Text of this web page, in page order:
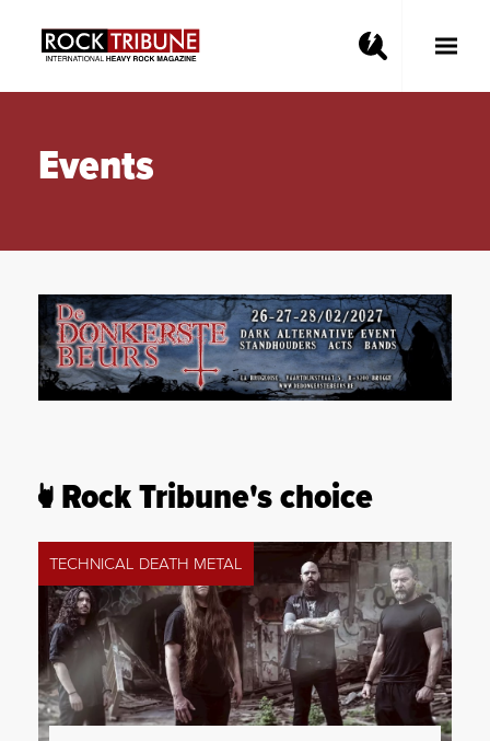
Toggle
Events
Rock Tribune's choice
TECHNICAL DEATH METAL